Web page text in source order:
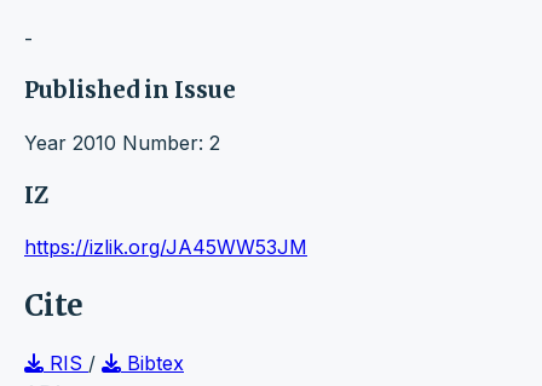
-
Published in Issue
Year 2010 Number: 2
IZ
https://izlik.org/JA45WW53JM
Cite
RIS /
Bibtex